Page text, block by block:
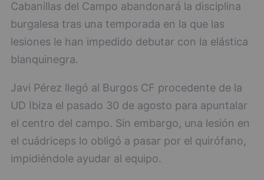
Cabanillas del Campo abandonará la disciplina
burgalesa tras una temporada en la que las
lesiones le han impedido debutar con la elástica
blanquinegra.
Javi Pérez llegó al Burgos CF procedente de la
UD Ibiza el pasado 30 de agosto para apuntalar
el centro del campo. Sin embargo, una lesión en
el cuádriceps lo obligó a pasar por el quirófano,
impidiéndole ayudar al equipo.